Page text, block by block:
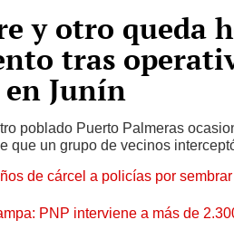
y otro queda
tras
Junín
poblado Puerto Palmeras
que un grupo de vecinos
de cárcel a policías por
PNP interviene a más de